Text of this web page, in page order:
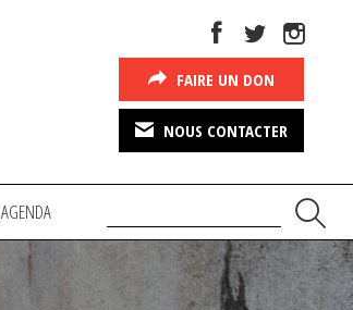
FAIRE UN DON
NOUS CONTACTER
AGENDA